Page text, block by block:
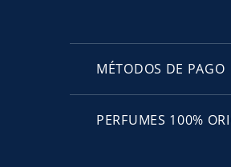
MÉTODOS DE PAGO
PERFUMES 100%